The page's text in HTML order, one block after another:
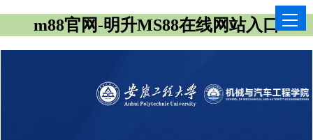
m88官网-明升MS88在线网站入口